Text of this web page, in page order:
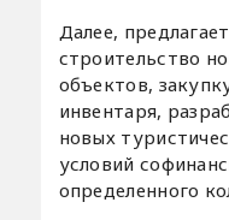
Далее,
строительство
объектов,
инвентаря,
новых
условий
определенного